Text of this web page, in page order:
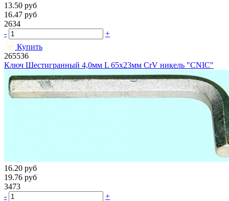
13.50 руб
16.47 руб
2634
-
+
Купить
265536
Ключ Шестигранный 4,0мм L 65х23мм CrV никель "CNIC"
16.20 руб
19.76 руб
3473
-
+